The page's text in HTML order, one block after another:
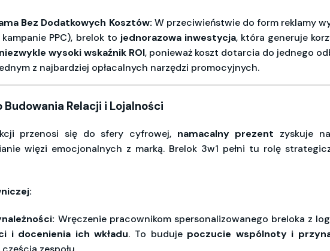
Bez Dodatkowych Kosztów: W przeciwieństwie do form reklamy
PPC), brelok to jednorazowa inwestycja, która generuje
niezwykle wysoki wskaźnik ROI, ponieważ koszt dotarcia do jednego
z najbardziej opłacalnych narzędzi promocyjnych.
Budowania Relacji i Lojalności
przenosi się do sfery cyfrowej, namacalny prezent zyskuje
więzi emocjonalnych z marką. Brelok 3w1 pełni tu rolę
Wręczenie pracownikom spersonalizowanego breloka z
i docenienia ich wkładu. To buduje poczucie wspólnoty i